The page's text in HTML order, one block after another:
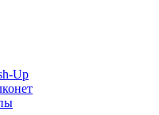
Up